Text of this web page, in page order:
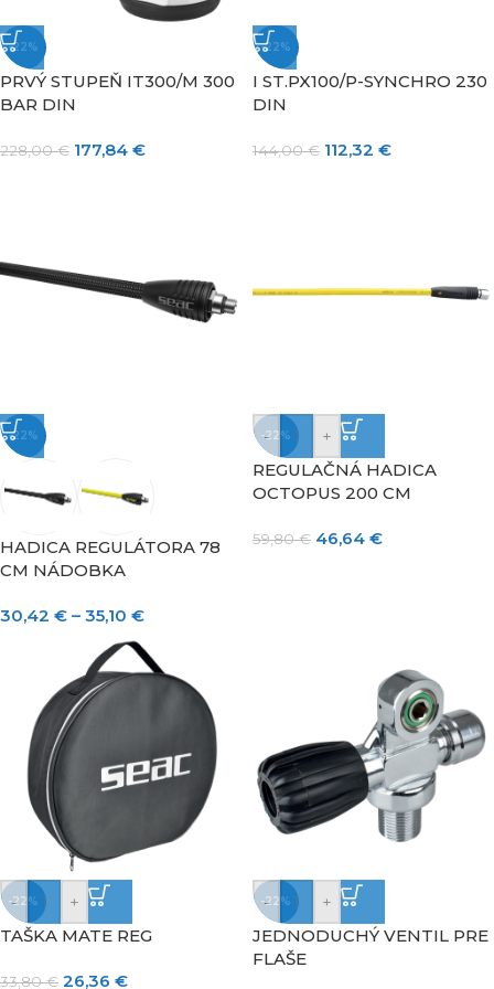
-22%
PRVÝ STUPEŇ IT300/M 300
BAR DIN
228,00€ 177,84 €
-22%
I ST.PX100/P-SYNCHRO 230
DIN
144,00€ 112,32 €
-22%
HADICA REGULÁTORA 78
CM NÁDOBKA
30,42 € – 35,10 €
-22%
-
+
REGULAČNÁ HADICA
OCTOPUS 200 CM
59,80€ 46,64 €
-22%
-
+
TAŠKA MATE REG
33,80€ 26,36 €
-22%
-
+
JEDNODUCHÝ VENTIL PRE
FLAŠE